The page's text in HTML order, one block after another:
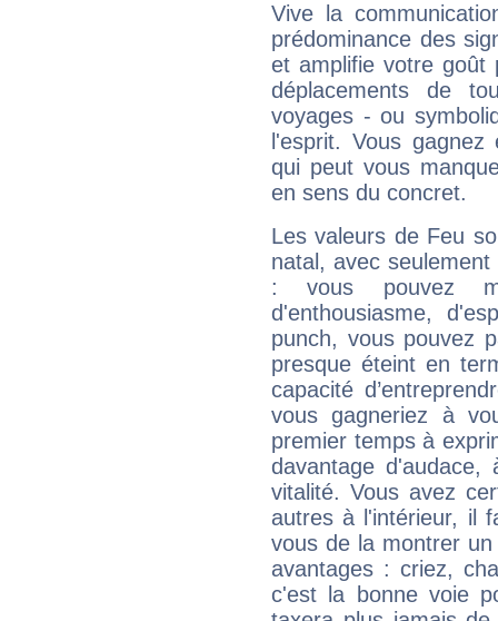
Vive la
prédominance des
et amplifie votre goût
déplacements de
voyages - ou
l'esprit. Vous
qui peut vous
en sens du concret.
Les valeurs de Feu
natal, avec
: vous pouvez
d'enthousiasme,
punch, vous pouvez
presque éteint en
capacité
vous gagneriez à
premier temps à
davantage
vitalité. Vous avez
autres à l'intérieur, il
vous de la montrer
avantages : criez,
c'est la bonne voie